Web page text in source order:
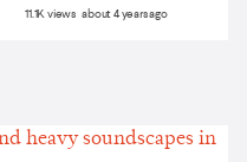
11.1K views about 4 years ago